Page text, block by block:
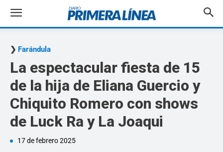
Farándula
La espectacular fiesta de 15
de la hija de Eliana Guercio y
Chiquito Romero con shows
de Luck Ra y La Joaqui
17 de febrero 2025